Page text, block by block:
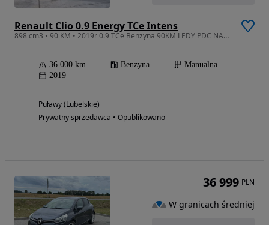
Renault Clio 0.9 Energy TCe Intens
898 cm3 • 90 KM • 2019r 0.9 TCe Benzyna 90KM LEDY PDC NAVI KAMERA Android Auto
36 000 km Benzyna
Manualna
2019
Puławy (Lubelskie)
Prywatny sprzedawca • Opublikowano
36 999 PLN
W granicach średniej